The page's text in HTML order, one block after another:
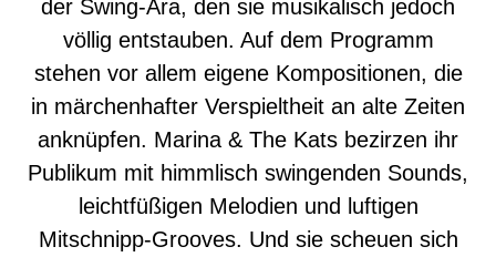
der Swing-Ära, den sie musikalisch jedoch
völlig entstauben. Auf dem Programm
stehen vor allem eigene Kompositionen, die
in märchenhafter Verspieltheit an alte Zeiten
anknüpfen. Marina & The Kats bezirzen ihr
Publikum mit himmlisch swingenden Sounds,
leichtfüßigen Melodien und luftigen
Mitschnipp-Grooves. Und sie scheuen sich